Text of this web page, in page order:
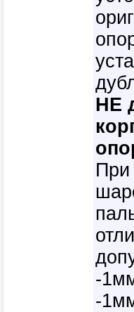
НЕ
При
-
-